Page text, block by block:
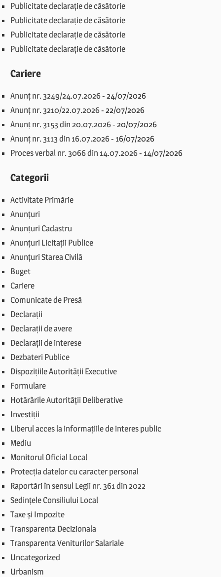
Publicitate declarație de căsătorie
Publicitate declarație de căsătorie
Publicitate declarație de căsătorie
Publicitate declarație de căsătorie
Cariere
Anunț nr. 3249/24.07.2026-24/07/2026
Anunț nr. 3210/22.07.2026-22/07/2026
Anunț nr. 3153 din 20.07.2026-20/07/2026
Anunț nr. 3113 din 16.07.2026- 16/07/2026
Proces verbal nr. 3066 din 14.07.2026- 14/07/2026
Categorii
Activitate Primărie
Anunțuri
Anunțuri Cadastru
Anunțuri Licitații Publice
Anunțuri Starea Civilă
Buget
Cariere
Comunicate de Presă
Declarații
Declarații de avere
Declarații de interese
Dezbateri Publice
Dispozițiile Autorității Executive
Formulare
Hotărârile Autorității Deliberative
Investiții
Liberul acces la informațiile de interes public
Mediu
Monitorul Oficial Local
Protecția datelor cu caracter personal
Raportări în sensul Legii nr. 361 din 2022
Sedințele Consiliului Local
Taxe și Impozite
Transparenta Decizionala
Transparenta Veniturilor Salariale
Uncategorized
Urbanism